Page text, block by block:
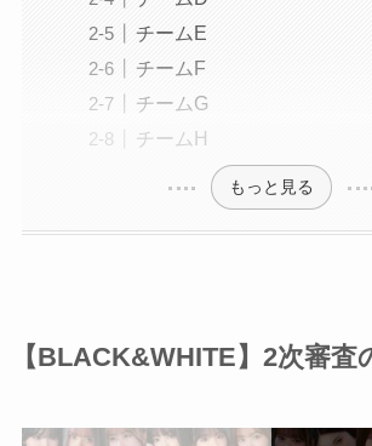
チームE
チームF
チームG
チームH
もっと見る
【BLACK&WHITE】2次審査